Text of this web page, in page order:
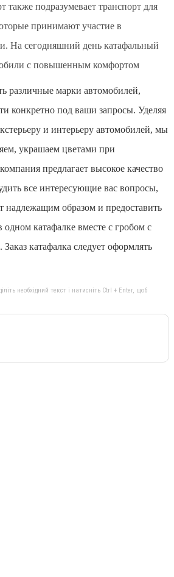
также подразумевает транспорт для
принимают участие в
На сегодняшний день катафальный
с повышенным комфортом
различные марки автомобилей,
конкретно под ваши запросы. Уделяя
и интерьеру автомобилей, мы
украшаем цветами при
предлагает высокое качество
все интересующие вас вопросы,
надлежащим образом и предоставить
одном катафалке вместе с гробом с
катафалка следует оформлять
необхідний текст і натисніть Ctrl + Enter, щоб